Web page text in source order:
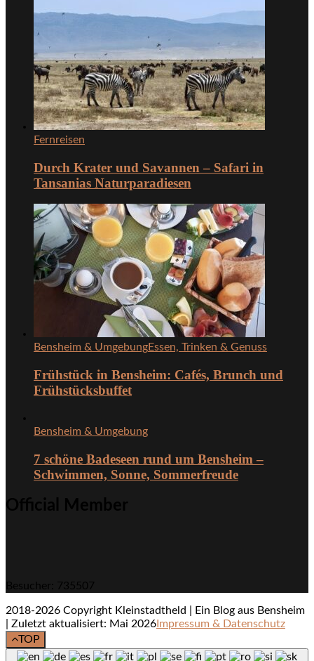
Fernreisen
Durch Krater und Savannen – Safari in
Tansanias Naturparadiesen
Bensheim & UmgebungEssen, Trinken & Genuss
Frühstück in Bensheim: Cafés, Brunch und
Frühstücksbuffet
Bensheim & Umgebung
7 schöne Badeseen rund um Bensheim –
Schwimmen, Sonne, Sommerfreude
Official Member
Besucher: 735507
2018-2026 Copyright Kleinstadtheld | Ein Blog aus Bensheim
| Zuletzt aktualisiert: Mai 2026 Impressum & Datenschutz
TOP